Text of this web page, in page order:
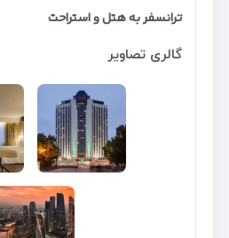
ترانسفر به هتل و استراحت
گالری تصاویر